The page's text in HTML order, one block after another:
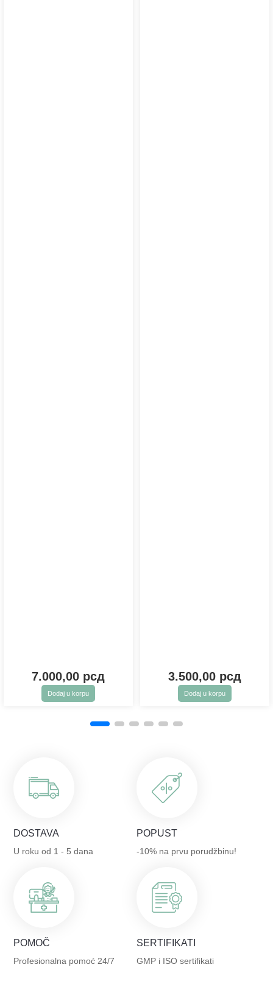
7.000,00 рсд
Dodaj u korpu
3.500,00 рсд
Dodaj u korpu
DOSTAVA
U roku od 1 - 5 dana
POPUST
-10% na prvu porudžbinu!
POMOČ
Profesionalna pomoć 24/7
SERTIFIKATI
GMP i ISO sertifikati